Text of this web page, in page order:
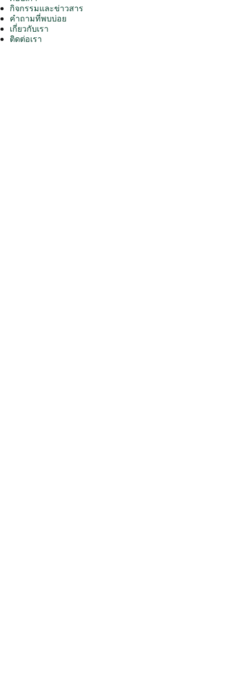
กิจกรรมและข่าวสาร
คำถามที่พบบ่อย
เกี่ยวกับเรา
ติดต่อเรา